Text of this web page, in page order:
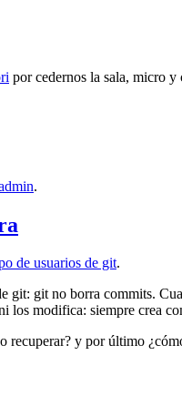
por cedernos la sala, micro
.
de usuarios de git.
git no borra commits.
modifica: siempre crea
y por último